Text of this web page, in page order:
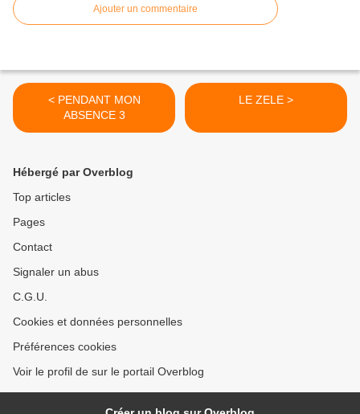
Ajouter un commentaire
< PENDANT MON
ABSENCE 3
LE ZELE >
Hébergé par Overblog
Top articles
Pages
Contact
Signaler un abus
C.G.U.
Cookies et données personnelles
Préférences cookies
Voir le profil de sur le portail Overblog